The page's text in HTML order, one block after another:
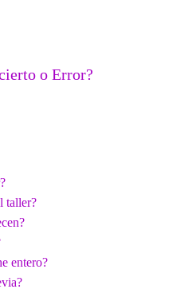
o Error?
taller?
entero?